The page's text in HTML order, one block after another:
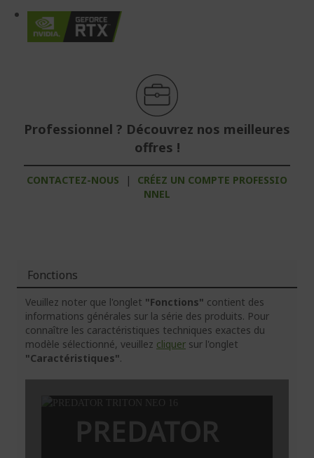
Professionnel ? Découvrez nos meilleures
offres !
CONTACTEZ-NOUS |
CRÉEZ UN COMPTE PROFESSIO
NNEL
Fonctions
Veuillez noter que l'onglet "Fonctions" contient des
informations générales sur la série des produits. Pour
connaître les caractéristiques techniques exactes du
modèle sélectionné, veuillez cliquer sur l'onglet
"Caractéristiques".